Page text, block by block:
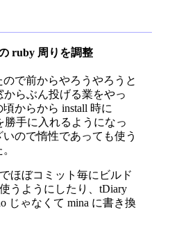
ruby 周りを調整
で前からやろうやろうと
からぶん投げる業をやっ
からから install 時に
勝手に入れるようになっ
ので惰性であっても使う
ほぼコミット毎にビルド
うようにしたり、tDiary
じゃなくて mina に書き換